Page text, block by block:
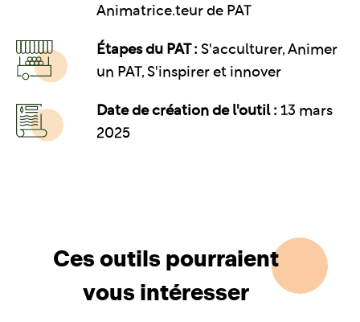
Animatrice.teur de PAT
Étapes du PAT : S'acculturer, Animer
un PAT, S'inspirer et innover
Date de création de l'outil : 13 mars
2025
Ces outils pourraient
vous intéresser